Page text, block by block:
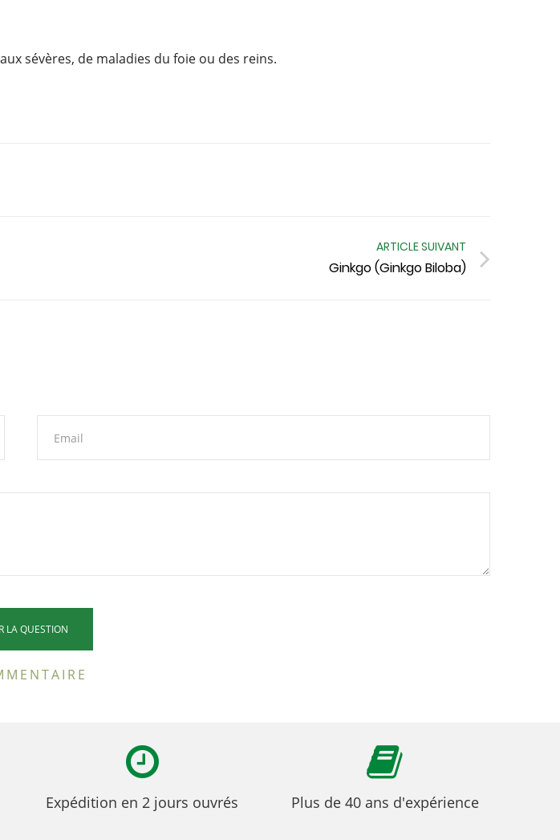
sévères, de maladies du foie ou des reins.
ARTICLE SUIVANT
Ginkgo (Ginkgo Biloba)
Expédition en 2 jours ouvrés Plus de 40 ans d'expérience